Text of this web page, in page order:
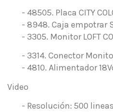
- 48505. Placa CITY
- 8948. Caja empotrar
- 3305. Monitor LOFT
- 3314. Conector
- 4810. Alimentador
Video
- Resolución: 500